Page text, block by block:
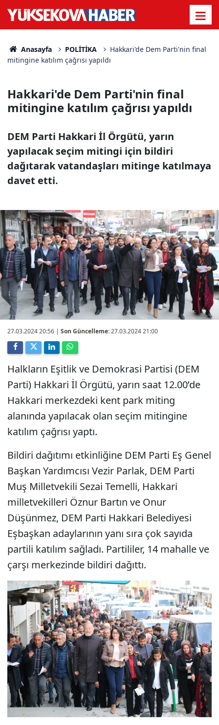
Anasayfa POLİTİKA
Hakkari'de Dem Parti'nin final
mitingine katılım çağrısı yapıldı
Hakkari'de Dem Parti'nin final
mitingine katılım çağrısı yapıldı
DEM Parti Hakkari İl Örgütü, yarın
yapılacak seçim mitingi için bildiri
dağıtarak vatandaşları mitinge katılmaya
davet etti.
27.03.2024 20:56 | Son Güncelleme:27.03.2024 21:00
Halkların Eşitlik ve Demokrasi Partisi (DEM
Parti) Hakkari İl Örgütü, yarın saat 12.00’de
Hakkari merkezdeki kent park miting
alanında yapılacak olan seçim mitingine
katılım çağrısı yaptı.
Bildiri dağıtımı etkinliğine DEM Parti Eş Genel
Başkan Yardımcısı Vezir Parlak, DEM Parti
Muş Milletvekili Sezai Temelli, Hakkari
milletvekilleri Öznur Bartın ve Onur
Düşünmez, DEM Parti Hakkari Belediyesi
Eşbaşkan adaylarının yanı sıra çok sayıda
partili katılım sağladı. Partililer, 14 mahalle ve
çarşı merkezinde bildiri dağıttı.